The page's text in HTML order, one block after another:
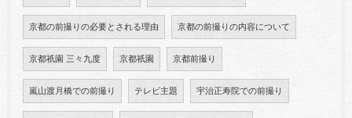
京都の前撮りの必要とされる理由 京都の前撮りの内容について
京都祇園 三々九度 京都祇園 京都前撮り
嵐山渡月橋での前撮り テレビ主題 宇治正寿院での前撮り